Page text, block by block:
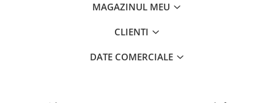
MAGAZINUL MEU
CLIENTI
DATE COMERCIALE